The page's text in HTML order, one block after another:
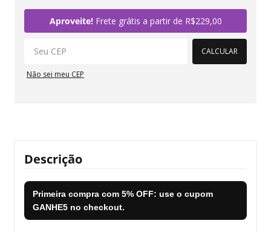
Aproveite!Frete grátis a partir de R$229,00
CALCULAR
Não sei meu CEP
Descrição
Primeira compra com 5% OFF: use o cupom
GANHE5 no checkout.